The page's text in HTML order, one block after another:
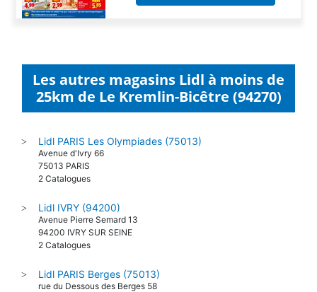
Les autres magasins Lidl à moins de
25km de Le Kremlin-Bicêtre (94270)
> Lidl PARIS Les Olympiades (75013)
Avenue d'Ivry 66
75013 PARIS
2 Catalogues
> Lidl IVRY (94200)
Avenue Pierre Semard 13
94200 IVRY SUR SEINE
2 Catalogues
> Lidl PARIS Berges (75013)
rue du Dessous des Berges 58